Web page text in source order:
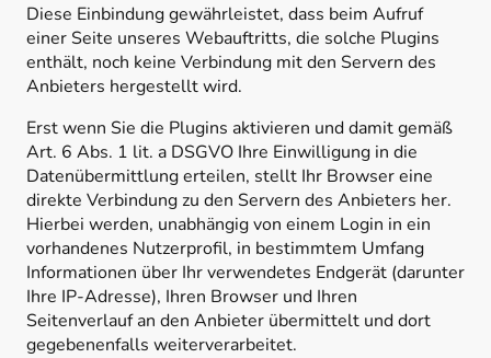
Diese Einbindung gewährleistet, dass beim Aufruf
einer Seite unseres Webauftritts, die solche Plugins
enthält, noch keine Verbindung mit den Servern des
Anbieters hergestellt wird.
Erst wenn Sie die Plugins aktivieren und damit gemäß
Art. 6 Abs. 1 lit. a DSGVO Ihre Einwilligung in die
Datenübermittlung erteilen, stellt Ihr Browser eine
direkte Verbindung zu den Servern des Anbieters her.
Hierbei werden, unabhängig von einem Login in ein
vorhandenes Nutzerprofil, in bestimmtem Umfang
Informationen über Ihr verwendetes Endgerät (darunter
Ihre IP-Adresse), Ihren Browser und Ihren
Seitenverlauf an den Anbieter übermittelt und dort
gegebenenfalls weiterverarbeitet.